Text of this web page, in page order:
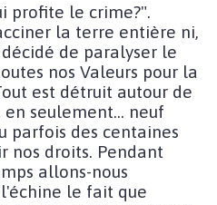
profite le crime?".
la terre entière ni,
de paralyser le
nos Valeurs pour la
est détruit autour de
en seulement... neuf
parfois des centaines
nos droits. Pendant
allons-nous
le fait que